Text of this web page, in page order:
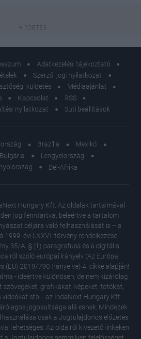
Adatkezelési tájékoztató
Szerzői jogi nyilatkozat
küldetés
Médiaajánlat
Kapcsolat
RSS
nyilatkozat
Süti beállítások
Brazília
Mexikó
Bulgária
Lengyelország
Dél-Afrika
Hungary Kft. Az oldalak tartalmával
jog fenntartva, beleértve a tartalom
céljára való felhasználását is – a
1999. évi LXXVI. törvény rendelkezései
35/A. § (1) paragrafusa és a digitális
szóló európai irányelv (Az Európai
(EU) 2019/790 Irányelve) 4. cikke alapján!
- ideértve különösen, de nem kizárólag
szövegeket, grafikákat, képeket, fotókat,
videókat stb. - az IndaNext Hungary Kft.
jogosultsága alá esnek. Mindezek
csak a Jogtulajdonos előzetes
lehetséges. Az oldalról kivezető linkeken